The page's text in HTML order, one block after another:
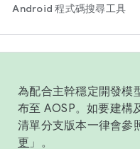
Android 程式碼搜尋工具
為配合主幹穩定開發模
布至 AOSP。如要建構
清單分支版本一律會參
更 」。